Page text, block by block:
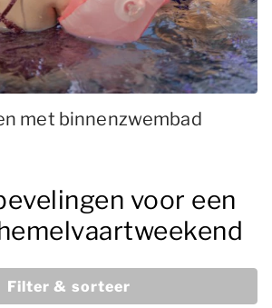
met binnenzwembad
voor een
Filter & sorteer